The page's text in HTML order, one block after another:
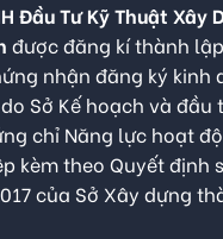
Đầu Tư Kỹ Thuật Xây
được đăng kí thành
nhận đăng ký kinh
Sở Kế hoạch và
chỉ Năng lực hoạt
kèm theo Quyết định
của Sở Xây dựng